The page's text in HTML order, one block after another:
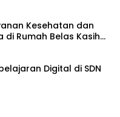
Kesehatan dan
di Rumah Belas Kasih
Digital di SDN